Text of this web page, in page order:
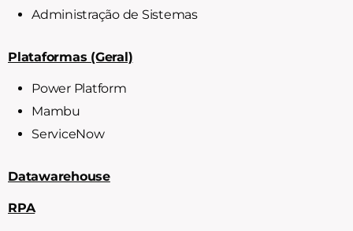
Administração de Sistemas
Plataformas (Geral)
Power Platform
Mambu
ServiceNow
Datawarehouse
RPA